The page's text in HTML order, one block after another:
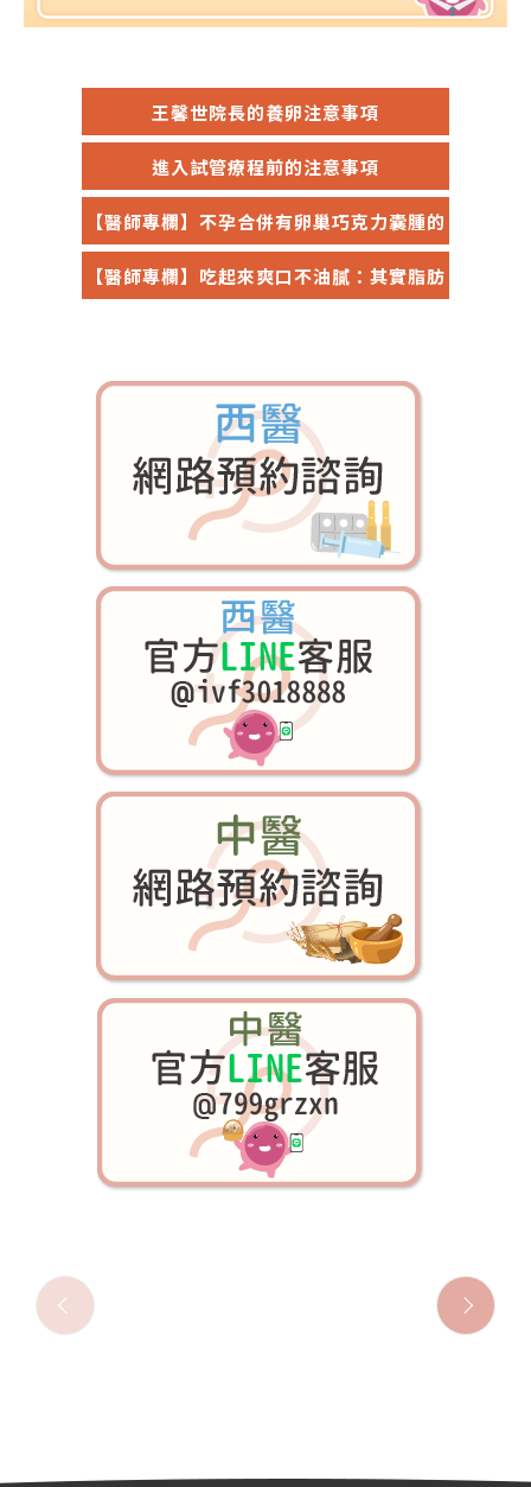
王馨世院長的養卵注意事項
進入試管療程前的注意事項
【醫師專欄】不孕合併有卵巢巧克力囊腫的
治療建議
【醫師專欄】吃起來爽口不油膩：其實脂肪